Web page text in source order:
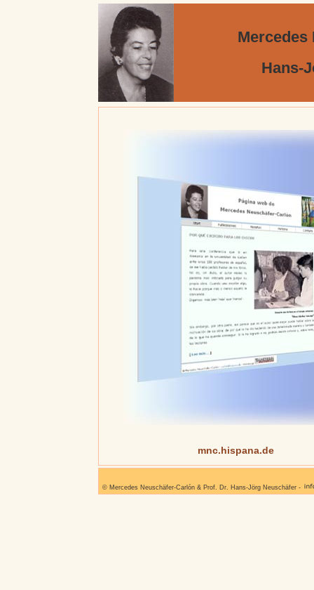
Mercedes
Hans-
mnc.hispana.de
© Mercedes Neuschäfer-Carlón & Prof. Dr. Hans-Jörg Neuschäfer -